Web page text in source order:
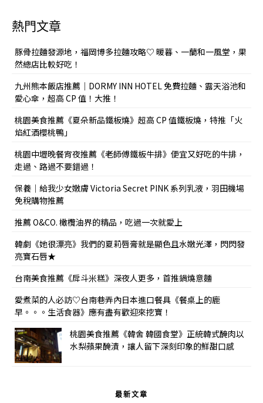
熱門文章
豚骨拉麵發源地，福岡博多拉麵攻略♡ 暖暮、一蘭和一風堂，果
然總店比較好吃！
九州熊本飯店推薦｜DORMY INN HOTEL 免費拉麵、露天浴池和
愛心傘，超高 CP 值！大推！
桃園美食推薦《夏朵新品鐵板燒》超高 CP 值鐵板燒，特推「火
焰紅酒櫻桃鴨」
桃園中壢晚餐宵夜推薦《老師傅鐵板牛排》便宜又好吃的牛排，
走過、路過不要錯過！
保養｜給我少女嫩膚 Victoria Secret PINK 系列乳液，羽田機場
免稅購物推薦
推薦 O&CO. 橄欖油界的精品，吃過一次就愛上
韓劇《她很漂亮》我們的夏莉唇膏就是顯色且水嫩光澤，閃閃發
亮寶石唇★
台南美食推薦《戽斗米糕》深夜人更多，首推鍋燒意麵
愛煮菜的人必訪♡台南巷弄內日本進口餐具《餐桌上的鹿
早。。。生活食器》應有盡有歡迎來挖寶！
桃園美食推薦《韓舍 韓國食堂》正統韓式醃肉以
水梨蘋果醃漬，讓人留下深刻印象的鮮甜口感
最新文章